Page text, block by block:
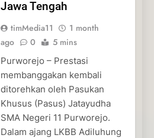
Jawa Tengah
timMedia11
1 month
ago
0 5 mins
Purworejo – Prestasi
membanggakan kembali
ditorehkan oleh Pasukan
Khusus (Pasus) Jatayudha
SMA Negeri 11 Purworejo.
Dalam ajang LKBB Adiluhung